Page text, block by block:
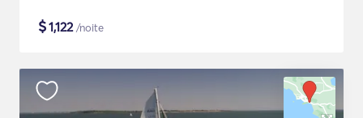
$1,122/noite